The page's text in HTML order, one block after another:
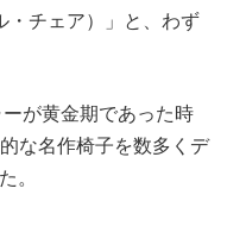
・チェア）」と、わず
が黄金期であった時
な名作椅子を数多くデ
。